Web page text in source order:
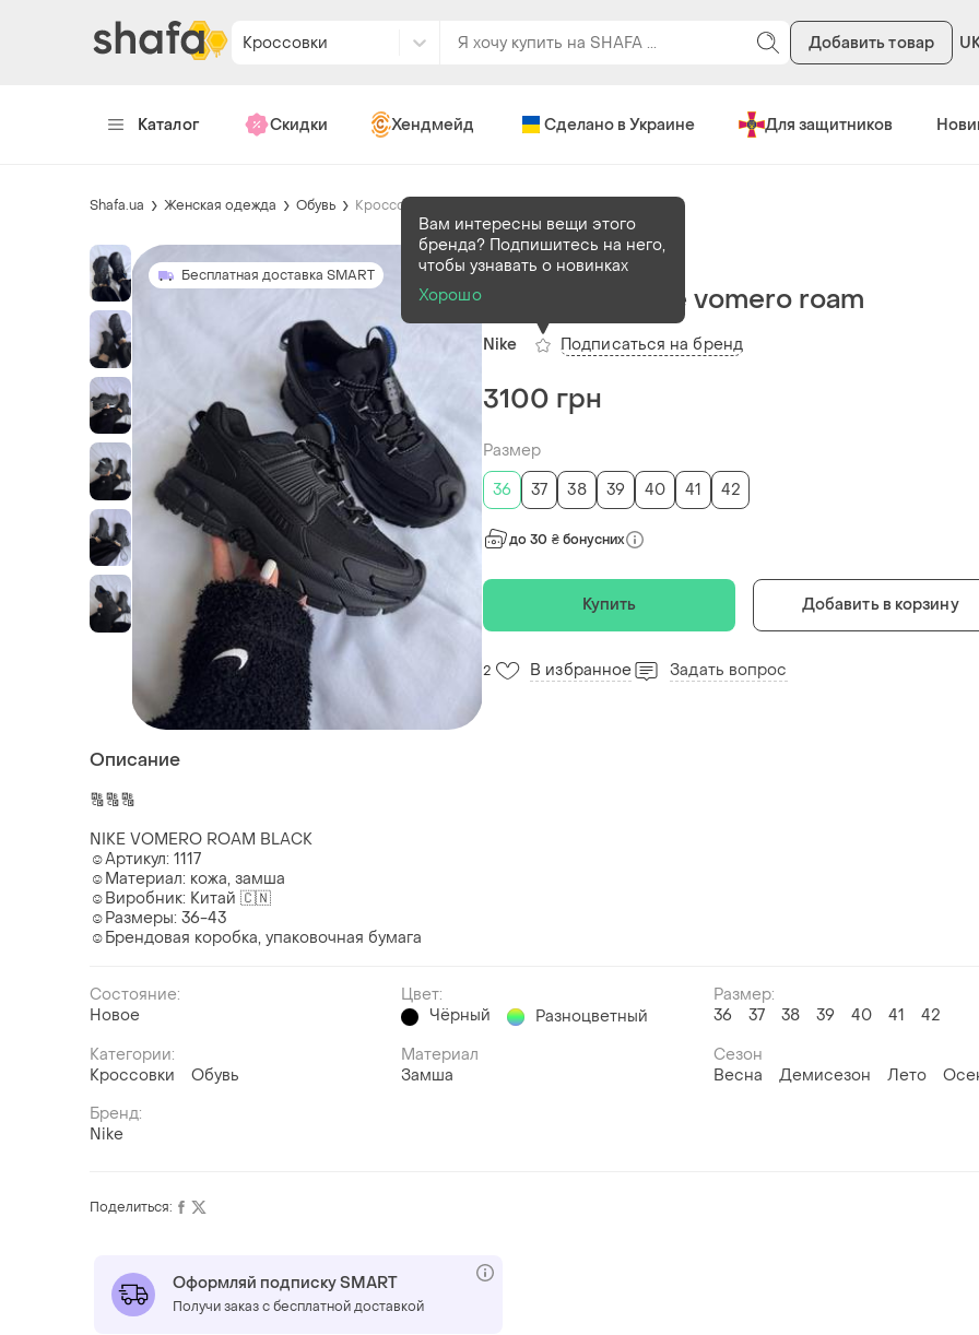
Кроссовки Добавить товар
Каталог Скидки Хендмейд Сделано в Украине Для защитников
Shafa.ua Женская одежда Обувь Кроссовки
Бесплатная доставка SMART
В наличии5 шт
Кроссовки nike vomero roam
Nike
Вам интересны вещи этого
бренда? Подпишитесь на него,
чтобы узнавать о новинках
Хорошо
Подписаться на бренд
3100 грн
Размер
36
37 38 39 40 41 42
до 30 ₴ бонусних
Купить Добавить в корзину
2 В избранное Задать вопрос
Описание
🔠🔠🔠
NIKE VOMERO ROAM BLACK
☺️Артикул: 1117
☺️Материал: кожа, замша
☺️Виробник: Китай 🇨🇳
☺️Размеры: 36-43
☺️Брендовая коробка, упаковочная бумага
Состояние:
Новое
Цвет:
Чёрный
Разноцветный
Размер:
36
37 38 39 40 41
42
Категории:
Кроссовки
Обувь
Материал
Замша
Сезон
Весна
Демисезон Лето
Бренд:
Nike
Поделиться:
Оформляй подписку SMART
Получи заказ с бесплатной доставкой